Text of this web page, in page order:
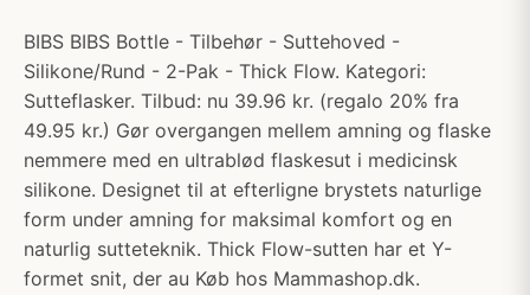
BIBS BIBS Bottle - Tilbehør - Suttehoved -
Silikone/Rund - 2-Pak - Thick Flow. Kategori:
Sutteflasker. Tilbud: nu 39.96 kr. (regalo 20% fra
49.95 kr.) Gør overgangen mellem amning og flaske
nemmere med en ultrablød flaskesut i medicinsk
silikone. Designet til at efterligne brystets naturlige
form under amning for maksimal komfort og en
naturlig sutteteknik. Thick Flow-sutten har et Y-
formet snit, der au Køb hos Mammashop.dk.